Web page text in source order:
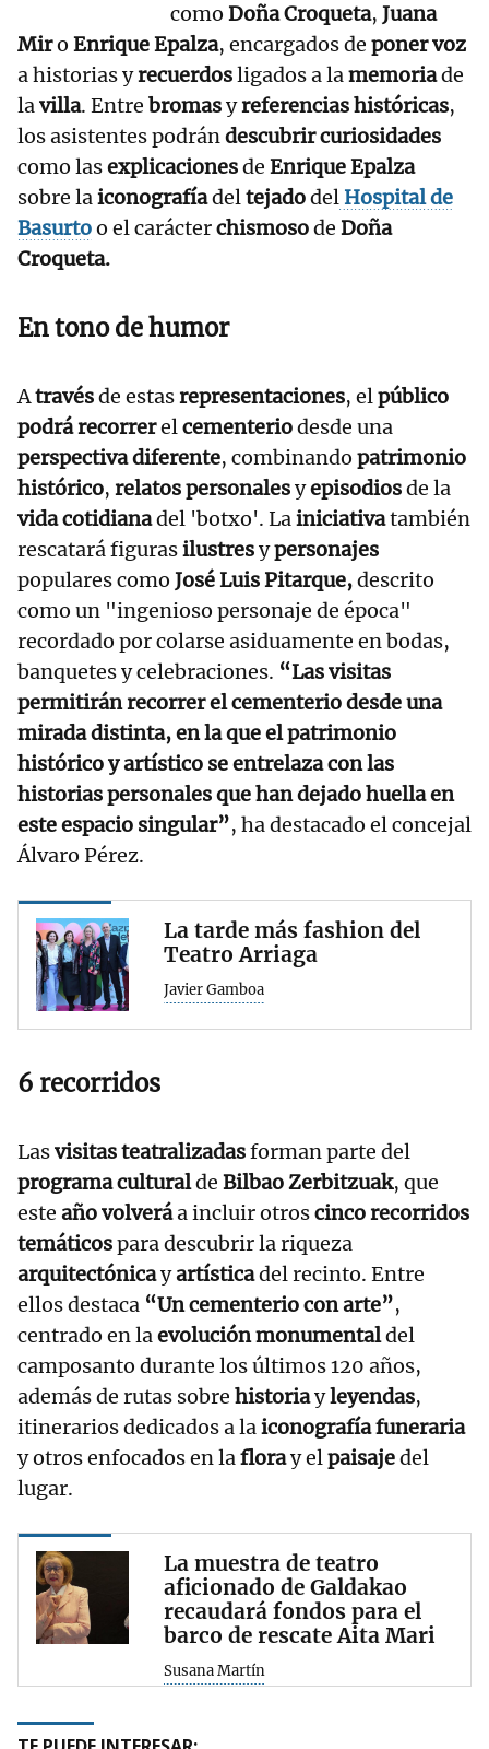
como Doña Croqueta, Juana
Miro Enrique Epalza, encargados de poner voz
a historias yrecuerdosligados a lamemoriade
lavilla. Entre bromasyreferencias históricas,
los asistentes podrándescubrir curiosidades
como lasexplicacionesde Enrique Epalza
sobre laiconografíadeltejadodel Hospital de
Basurtoo el carácterchismosode Doña
Croqueta.
En tono de humor
Atravésde estasrepresentaciones, elpúblico
podrá recorrerelcementeriodesde una
perspectiva diferente, combinando patrimonio
histórico, relatos personalesyepisodiosde la
vida cotidianadel 'botxo'. Lainiciativatambién
rescatará figurasilustresypersonajes
populares como José Luis Pitarque,descrito
como un "ingenioso personaje de época"
recordado por colarse asiduamente en bodas,
banquetes y celebraciones. “Las visitas
permitirán recorrer el cementerio desde una
mirada distinta, en la que el patrimonio
histórico y artístico se entrelaza con las
historias personales que han dejado huella en
este espacio singular”, ha destacado el concejal
Álvaro Pérez.
La tarde más fashion del
Teatro Arriaga
Javier Gamboa
6 recorridos
Lasvisitas teatralizadasforman parte del
programa culturalde Bilbao Zerbitzuak, que
este año volveráa incluir otroscincorecorridos
temáticospara descubrir la riqueza
arquitectónicayartísticadel recinto. Entre
ellos destaca “Un cementerio con arte”,
centrado en laevolución monumentaldel
camposanto durante los últimos 120 años,
además de rutas sobre historiayleyendas,
itinerarios dedicados a laiconografía funeraria
y otros enfocados en lafloray elpaisajedel
lugar.
La muestra de teatro
aficionado de Galdakao
recaudará fondos para el
barco de rescate Aita Mari
Susana Martín